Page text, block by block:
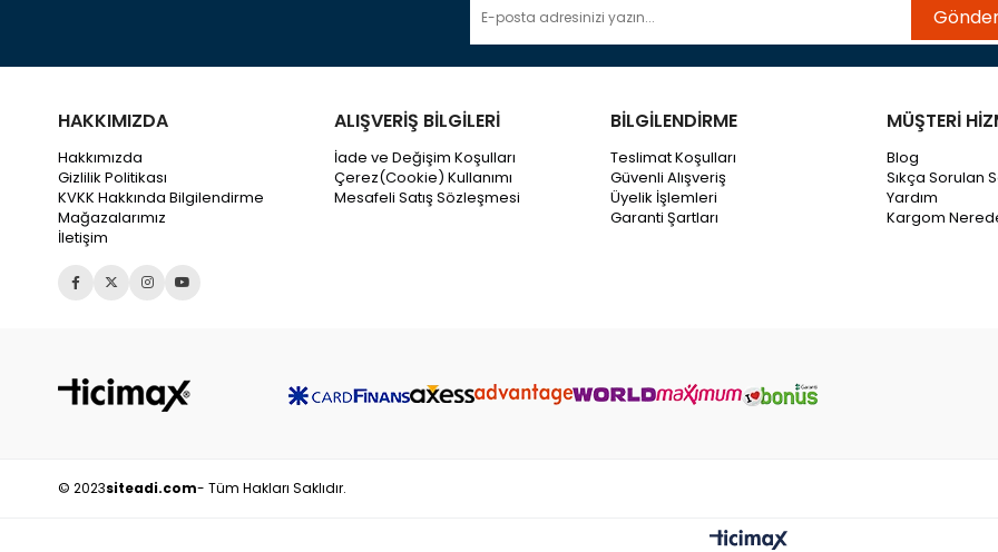
HAKKIMIZDA
Hakkımızda
Gizlilik Politikası
KVKK Hakkında Bilgilendirme
Mağazalarımız
İletişim
ALIŞVERİŞ BİLGİLERİ
İade ve Değişim Koşulları
Çerez(Cookie) Kullanımı
Mesafeli Satış Sözleşmesi
BİLGİLENDİRME
Teslimat Koşulları
Güvenli Alışveriş
Üyelik İşlemleri
Garanti Şartları
MÜŞTERİ
Blog
Sıkça Sorulan
Yardım
Kargom
© 2023siteadi.com- Tüm Hakları Saklıdır.